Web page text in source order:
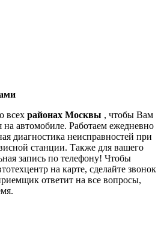
всех районах Москвы , чтобы Вам
на автомобиле. Работаем ежедневно
диагностика неисправностей при
станции. Также для вашего
запись по телефону! Чтобы
на карте, сделайте звонок
ответит на все вопросы,